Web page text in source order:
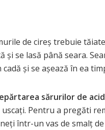
de cireș trebuie
și se lasă până seara.
și se așează în ea
sărurilor de
uscați. Pentru a pregăti
într-un vas de smalț